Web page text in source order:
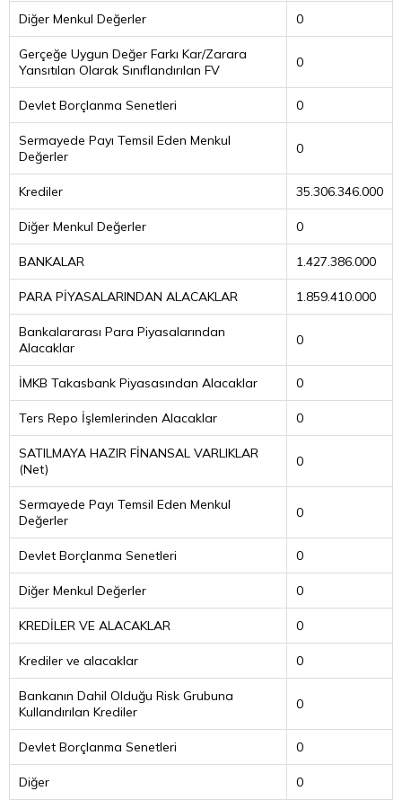
Diğer Menkul Değerler 0
Gerçeğe Uygun Değer Farkı Kar/Zarara
Yansıtılan Olarak Sınıflandırılan FV
0
Devlet Borçlanma Senetleri 0
Sermayede Payı Temsil Eden Menkul
Değerler
0
Krediler 35.306.346.000
Diğer Menkul Değerler 0
BANKALAR 1.427.386.000
PARA PİYASALARINDAN ALACAKLAR 1.859.410.000
Bankalararası Para Piyasalarından
Alacaklar
0
İMKB Takasbank Piyasasından Alacaklar 0
Ters Repo İşlemlerinden Alacaklar 0
SATILMAYA HAZIR FİNANSAL VARLIKLAR
(Net)
0
Sermayede Payı Temsil Eden Menkul
Değerler
0
Devlet Borçlanma Senetleri 0
Diğer Menkul Değerler 0
KREDİLER VE ALACAKLAR 0
Krediler ve alacaklar 0
Bankanın Dahil Olduğu Risk Grubuna
Kullandırılan Krediler
0
Devlet Borçlanma Senetleri 0
Diğer 0